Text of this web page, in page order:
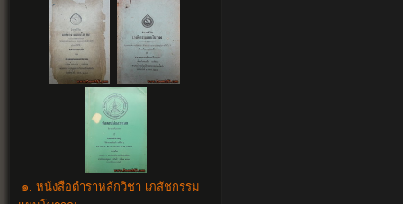
๑. หนังสือตำราหลักวิชา เภสัชกรรม